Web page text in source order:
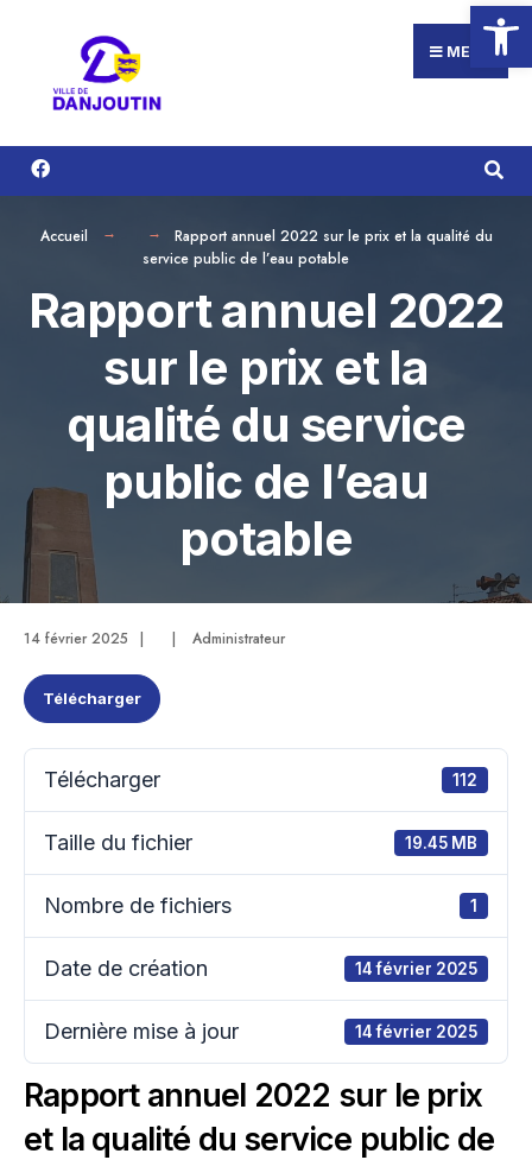
Ouvrir
contenu
MENU
Accueil
Rapport annuel 2022 sur le prix et la qualité du
service public de l’eau potable
Rapport annuel 2022
sur le prix et la
qualité du service
public de l’eau
potable
14 février 2025 | | Administrateur
Télécharger
Télécharger 112
Taille du fichier 19.45 MB
Nombre de fichiers 1
Date de création 14 février 2025
Dernière mise à jour 14 février 2025
Rapport annuel 2022 sur le prix
et la qualité du service public de
for: